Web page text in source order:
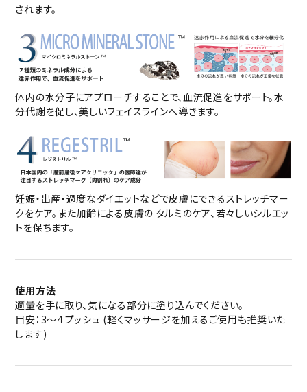
されます。
体内の水分子にアプローチすることで、血流促進をサポート。水
分代謝を促し、美しいフェイスラインへ導きます。
妊娠・出産・過度なダイエットなどで皮膚にできるストレッチマー
クをケア。また加齢による皮膚の タルミのケア、若々しいシルエッ
トを保ちます。
使用方法
適量を手に取り、気になる部分に塗り込んでください。
目安：3～４プッシュ (軽くマッサージを加えるご使用も推奨いた
します)